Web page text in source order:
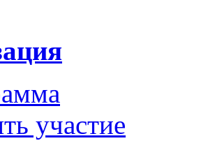
участие